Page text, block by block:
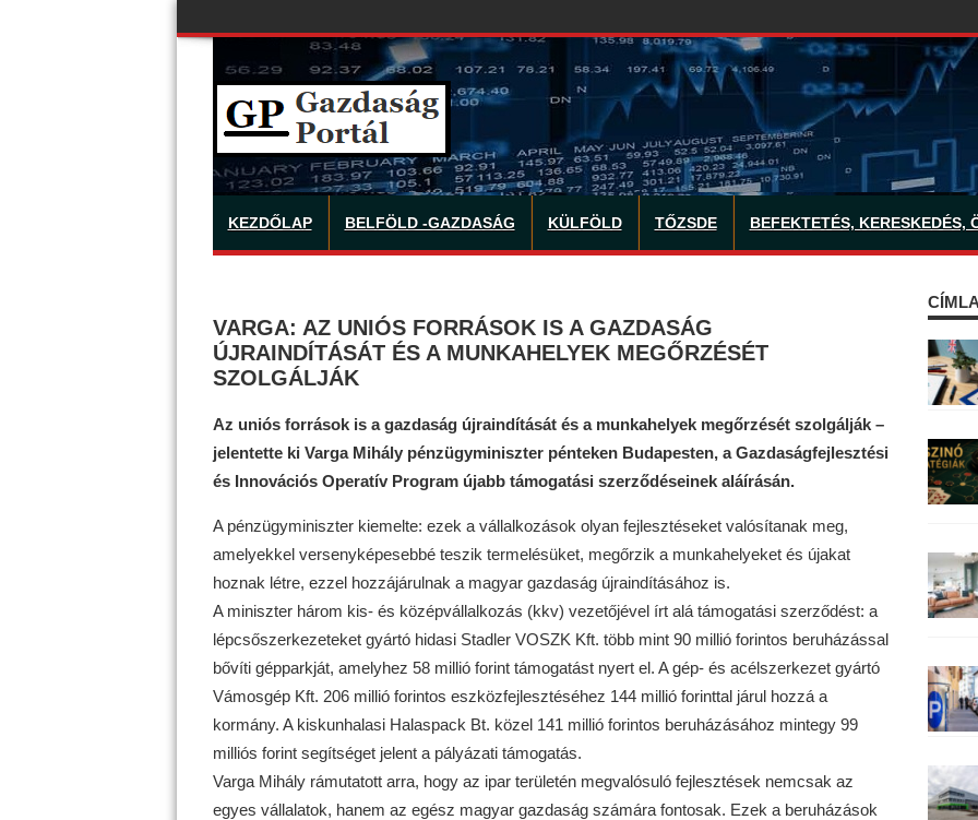
KEZDŐLAP BELFÖLD -GAZDASÁG KÜLFÖLD TŐZSDE BEFEKTETÉS, KERESKEDÉS,
VARGA: AZ UNIÓS FORRÁSOK IS A GAZDASÁG
ÚJRAINDÍTÁSÁT ÉS A MUNKAHELYEK MEGŐRZÉSÉT
SZOLGÁLJÁK
Az uniós források is a gazdaság újraindítását és a munkahelyek megőrzését szolgálják –
jelentette ki Varga Mihály pénzügyminiszter pénteken Budapesten, a Gazdaságfejlesztési
és Innovációs Operatív Program újabb támogatási szerződéseinek aláírásán.
A pénzügyminiszter kiemelte: ezek a vállalkozások olyan fejlesztéseket valósítanak meg,
amelyekkel versenyképesebbé teszik termelésüket, megőrzik a munkahelyeket és újakat
hoznak létre, ezzel hozzájárulnak a magyar gazdaság újraindításához is.
A miniszter három kis- és középvállalkozás (kkv) vezetőjével írt alá támogatási szerződést: a
lépcsőszerkezeteket gyártó hidasi Stadler VOSZK Kft. több mint 90 millió forintos beruházással
bővíti gépparkját, amelyhez 58 millió forint támogatást nyert el. A gép- és acélszerkezet gyártó
Vámosgép Kft. 206 millió forintos eszközfejlesztéséhez 144 millió forinttal járul hozzá a
kormány. A kiskunhalasi Halaspack Bt. közel 141 millió forintos beruházásához mintegy 99
milliós forint segítséget jelent a pályázati támogatás.
Varga Mihály rámutatott arra, hogy az ipar területén megvalósuló fejlesztések nemcsak az
egyes vállalatok, hanem az egész magyar gazdaság számára fontosak. Ezek a beruházások